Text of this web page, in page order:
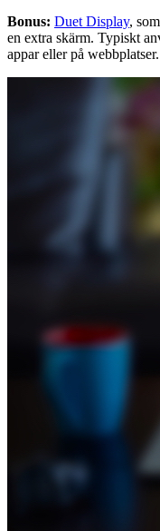
Bonus: Duet Display,
en extra skärm. Typiskt
appar eller på webbplatser.